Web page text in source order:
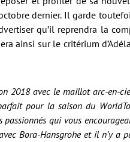
dernier. Il garde
qu’il reprendra la
ainsi sur le critérium
2018 avec le maillot arc-en-
pour la saison du
qui vous
Bora-Hansgrohe et il n’y a